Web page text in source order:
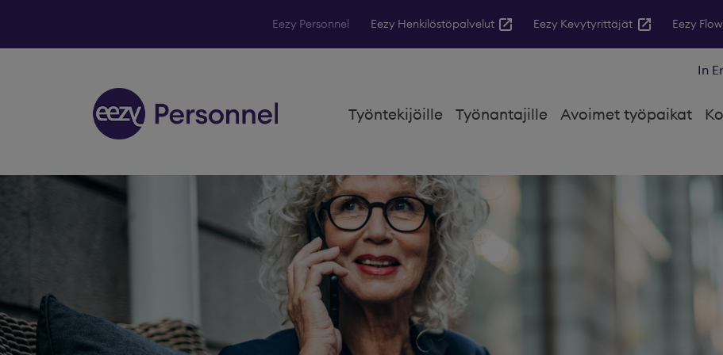
Eezy Personnel Eezy Henkilöstöpalvelut Eezy Kevytyrittäjät Eezy Flow
In
Työntekijöille Työnantajille Avoimet työpaikat